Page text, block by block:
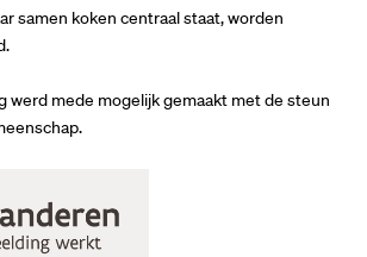
samen koken centraal staat, worden
werd mede mogelijk gemaakt met de steun